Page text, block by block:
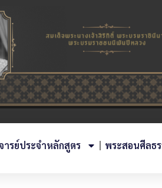
รย์ประจำหลักสูตร พระสอนศีลธ